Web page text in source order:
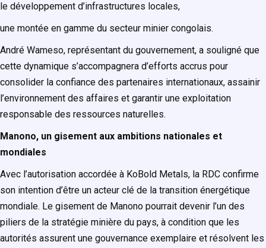
le développement d’infrastructures locales,
une montée en gamme du secteur minier congolais.
André Wameso, représentant du gouvernement, a souligné que
cette dynamique s’accompagnera d’efforts accrus pour
consolider la confiance des partenaires internationaux, assainir
l’environnement des affaires et garantir une exploitation
responsable des ressources naturelles.
Manono, un gisement aux ambitions nationales et
mondiales
Avec l’autorisation accordée à KoBold Metals, la RDC confirme
son intention d’être un acteur clé de la transition énergétique
mondiale. Le gisement de Manono pourrait devenir l’un des
piliers de la stratégie minière du pays, à condition que les
autorités assurent une gouvernance exemplaire et résolvent les